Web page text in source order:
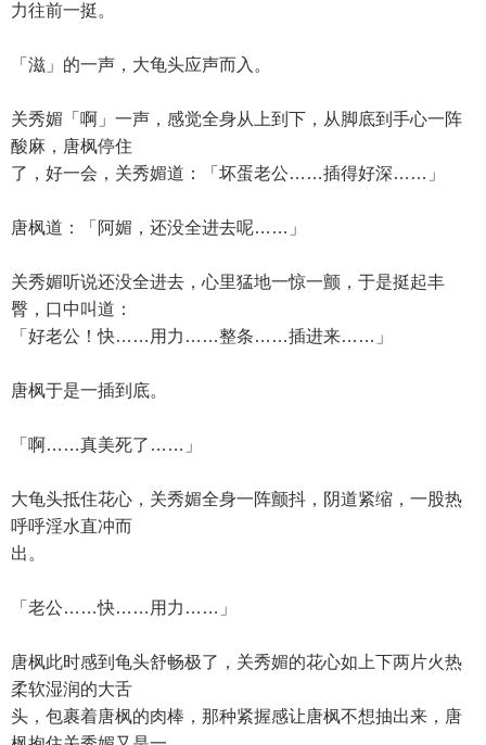
力往前一挺。
「滋」的一声，大龟头应声而入。
关秀媚「啊」一声，感觉全身从上到下，从脚底到手心一阵
酸麻，唐枫停住
了，好一会，关秀媚道：「坏蛋老公……插得好深……」
唐枫道：「阿媚，还没全进去呢……」
关秀媚听说还没全进去，心里猛地一惊一颤，于是挺起丰
臀，口中叫道：
「好老公！快……用力……整条……插进来……」
唐枫于是一插到底。
「啊……真美死了……」
大龟头抵住花心，关秀媚全身一阵颤抖，阴道紧缩，一股热
呼呼淫水直冲而
出。
「老公……快……用力……」
唐枫此时感到龟头舒畅极了，关秀媚的花心如上下两片火热
柔软湿润的大舌
头，包裹着唐枫的肉棒，那种紧握感让唐枫不想抽出来，唐